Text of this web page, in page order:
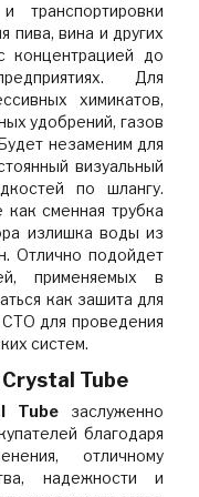
транспортировки
пива, вина и других
концентрацией до
Для
химикатов,
удобрений, газов
незаменим для
визуальный
по шлангу.
сменная трубка
излишка воды из
Отлично подойдет
применяемых в
как зашита для
для проведения
систем.
Tube
Tube заслуженно
благодаря
отличному
надежности и